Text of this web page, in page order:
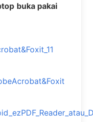
buka pakai